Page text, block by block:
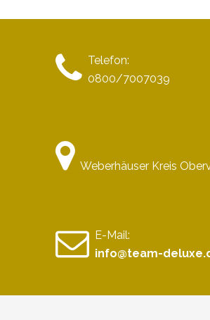
Telefon:
0800/7007039
Weberhäuser Kreis
E-Mail:
info@team-